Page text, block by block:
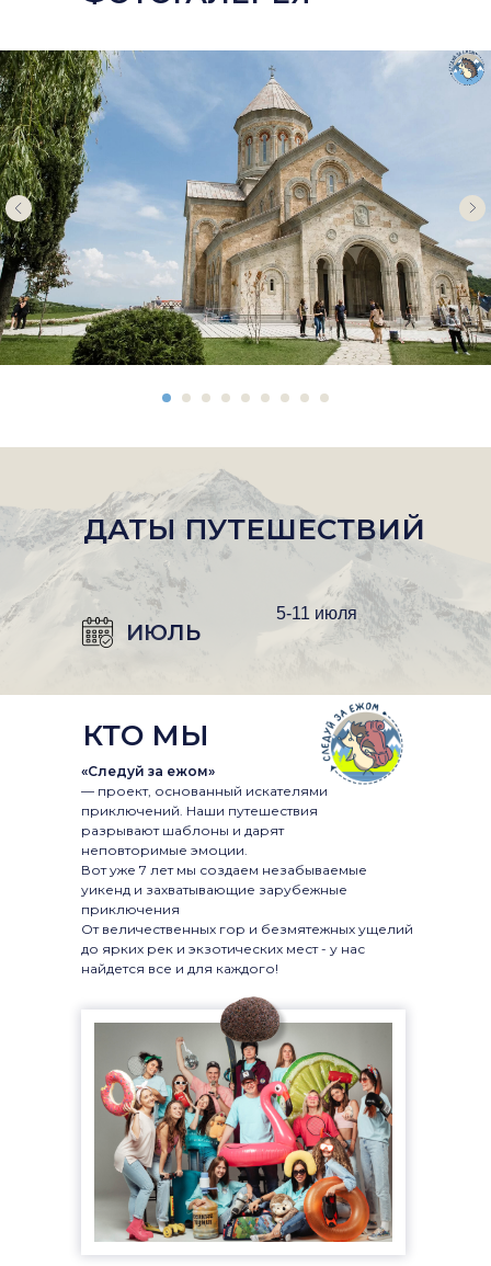
ДАТЫ ПУТЕШЕСТВИЙ
ИЮЛЬ
5-11 июля
КТО МЫ
«Следуй за ежом»
— проект, основанный искателями
приключений. Наши путешествия
разрывают шаблоны и дарят
неповторимые эмоции.
Вот уже 7 лет мы создаем незабываемые
уикенд и захватывающие зарубежные
приключения
От величественных гор и безмятежных ущелий
до ярких рек и экзотических мест - у нас
найдется все и для каждого!